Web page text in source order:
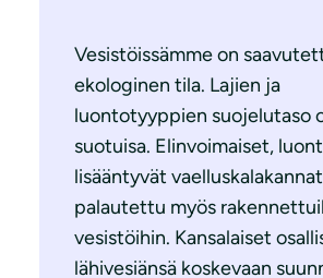
Vesistöissämme on
ekologinen tila. Lajien ja
luontotyyppien suojelutaso
suotuisa. Elinvoimaiset,
lisääntyvät
palautettu myös
vesistöihin. Kansalaiset
lähivesiänsä koskevaan